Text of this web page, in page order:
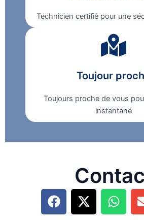
Technicien certifié pour une
Toujour
Toujours proche de vous
instantané
F
a
X
-
W
h